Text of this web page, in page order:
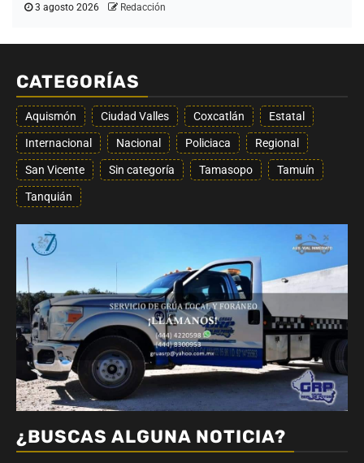
3 agosto 2026 Redacción
CATEGORÍAS
Aquismón Ciudad Valles Coxcatlán Estatal
Internacional Nacional Policiaca Regional
San Vicente Sin categoría Tamasopo Tamuín
Tanquián
¿BUSCAS ALGUNA NOTICIA?